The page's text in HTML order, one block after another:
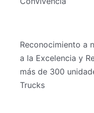
Reconocimiento a
a la Excelencia y
más de 300
Trucks